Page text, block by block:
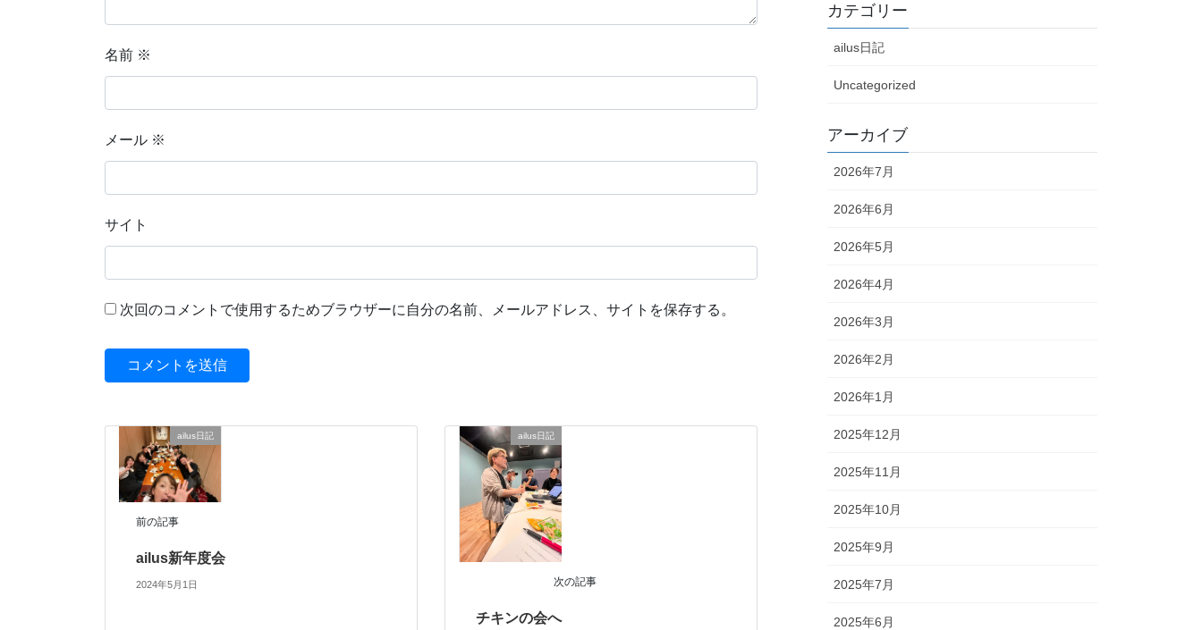
名前 ※
メール ※
サイト
次回のコメントで使用するためブラウザーに自分の名前、メールアドレス、サイトを保存する。
ailus日記
前の記事
ailus新年度会
2024年5月1日
ailus日記
次の記事
チキンの会へ
カテゴリー
ailus日記
Uncategorized
アーカイブ
2026年7月
2026年6月
2026年5月
2026年4月
2026年3月
2026年2月
2026年1月
2025年12月
2025年11月
2025年10月
2025年9月
2025年7月
2025年6月